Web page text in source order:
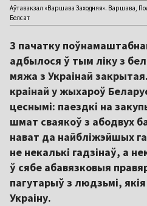
Аўтавакзал «Варшава Заходняя». Варшава,
Белсат
З пачатку
адбылося ў тым ліку з
мяжа з Украінай
краінай у жыхароў
цеснымі: паездкі на
шмат сваякоў з абодвух
нават да найбліжэйшых
не некалькі гадзінаў, а
ў сябе абавязковыя
пагутарыў з людзьмі, якія
Украіну.